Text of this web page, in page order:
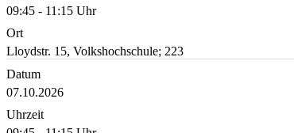
09:45 - 11:15 Uhr
Ort
Lloydstr. 15, Volkshochschule; 223
Datum
07.10.2026
Uhrzeit